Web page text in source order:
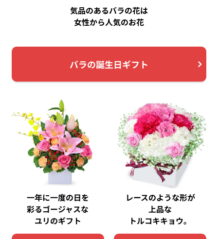
気品のあるバラの花は
女性から人気のお花
バラの誕生日ギフト
一年に一度の日を
彩るゴージャスな
ユリのギフト
レースのような形が
上品な
トルコキキョウ。